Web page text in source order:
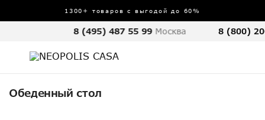
1300+ товаров с выгодой до 60%
8 (495) 487 55 99 Москва 8 (800)
Обеденный стол